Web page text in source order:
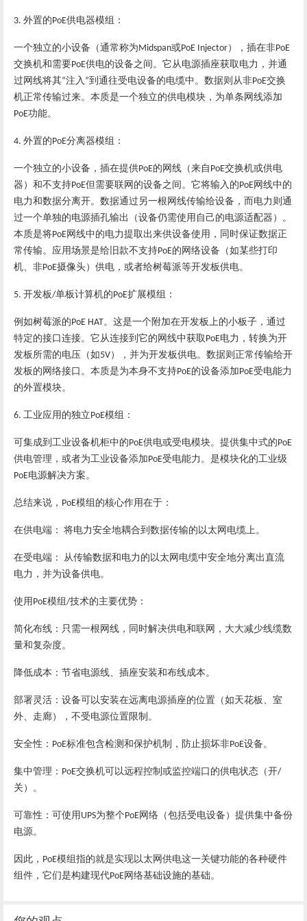
3. 外置的PoE供电器模组：
一个独立的小设备（通常称为Midspan或PoE Injector），插在非PoE
交换机和需要PoE供电的设备之间。它从电源插座获取电力，并通
过网线将其“注入 ”到通往受电设备的电缆中。数据则从非PoE交换
机正常传输过来。 本质是一个独立的供电模块，为单条网线添加
PoE功能。
4. 外置的PoE分离器模组：
一个独立的小设备，插在提供PoE的网线（来自 PoE交换机或供电
器）和不支持PoE‌但需要联网的设备之间。它将输入的PoE网线中的
电力和数据分离开。数据通过另一根网线传输给设备，而电力则通
过一个单独的电源插孔输出（设备仍需使用自己的电源适配器）。
本质是将PoE网线中的电力提取出来供设备使用，同时保证数据正
常传输。 应用场景是给旧款不支持PoE的网络设备（如某些打印
机、非PoE摄像头）供电，或者给树莓派等开发板供电。
5. 开发板/单板计算机的PoE扩展模组：
例如树莓派的PoE HAT。这是一个附加在开发板上的小板子，通过
特定的接口连接。它从连接到它的网线中获取 PoE电力，转换为开
发板所需的电压（如5V），并为开发板供电。数据则正常传输给开
发板的网络接口。 本质是为本身不支持PoE的设备添加PoE受电能力
的外置模块。
6. 工业应用的独立PoE模组：
可集成到工业设备机柜中的PoE供电或受电模块。提供集中式的PoE
供电管理，或者为工业设备添加PoE受电能力。 是模块化的工业级
PoE电源解决方案。
总结来说， PoE模组的核心作用在于：
在供电端： 将电力安全地耦合到数据传输的以太网电缆上。
在受电端：
从传输数据和电力的以太网电缆中安全地分离出直流
电力，并为设备供电。
使用 PoE模组 /技术的主要优势：
简化布线： 只需一根网线，同时解决供电和联网，大大减少线缆数
量和复杂度。
降低成本： 节省电源线、插座安装和布线成本。
部署灵活： 设备可以安装在远离电源插座的位置（如天花板、室
外、走廊），不受电源位置限制。
安全性： ‌PoE标准包含检测和保护机制，防止损坏非PoE设备。
集中管理： ‌PoE交换机可以远程控制或监控端口的供电状态（开/
关）。
可靠性： 可使用 UPS为整个PoE网络（包括受电设备）提供集中备份
电源。
因此， PoE模组 指的就是实现以太网供电这一关键功能的各种硬件
组件，它们是构建现代PoE网络基础设施的基础。